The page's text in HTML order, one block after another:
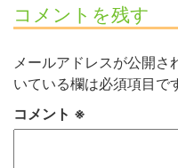
コメントを残す
メールアドレスが公開さ
いている欄は必須項目で
コメント ※